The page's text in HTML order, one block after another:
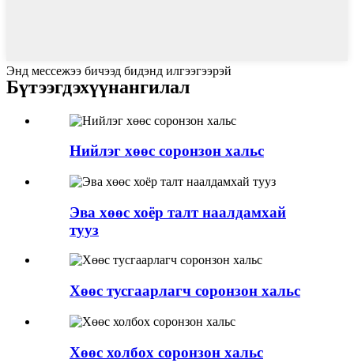
Энд мессежээ бичээд бидэнд илгээгээрэй
Бүтээгдэхүүнангилал
Нийлэг хөөс соронзон хальс
Эва хөөс хоёр талт наалдамхай
тууз
Хөөс тусгаарлагч соронзон хальс
Хөөс холбох соронзон хальс